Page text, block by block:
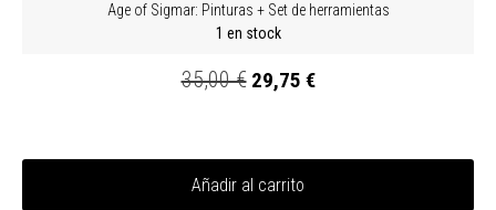
Age of Sigmar: Pinturas + Set de herramientas
1 en stock
35,00 € 29,75 €
Añadir al carrito